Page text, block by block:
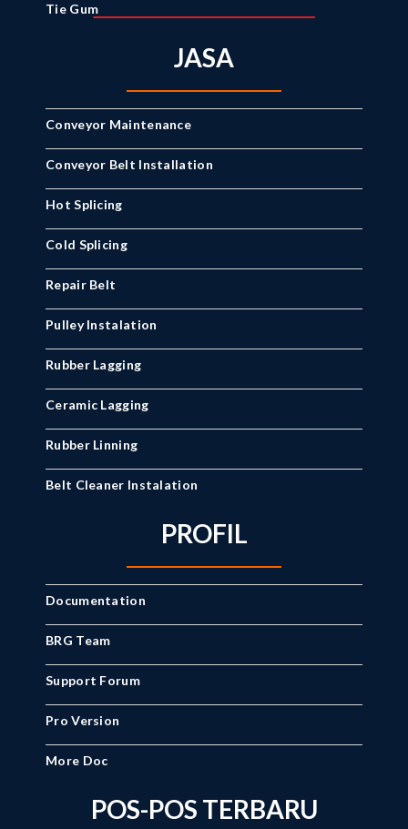
Tie Gum
JASA
Conveyor Maintenance
Conveyor Belt Installation
Hot Splicing
Cold Splicing
Repair Belt
Pulley Instalation
Rubber Lagging
Ceramic Lagging
Rubber Linning
Belt Cleaner Instalation
PROFIL
Documentation
BRG Team
Support Forum
Pro Version
More Doc
POS-POS TERBARU